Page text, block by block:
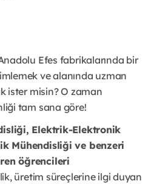
Efes fabrikalarında bir
ve alanında uzman
ister misin? O zaman
tam sana göre!
Elektrik-Elektronik
Mühendisliği ve benzeri
öğrencileri
üretim süreçlerine ilgi duyan